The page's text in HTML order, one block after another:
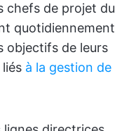
chefs de projet du
quotidiennement
objectifs de leurs
liés à la gestion de